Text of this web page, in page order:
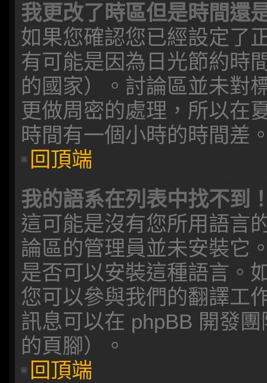
我更改了時區但是時間還
如果您確認您已經設定了
有可能是因為日光節約時
的國家）。討論區並未對
更做周密的處理，所以在
時間有一個小時的時間差
回頂端
我的語系在列表中找不到
這可能是沒有您所用語言
論區的管理員並未安裝它
是否可以安裝這種語言。
您可以參與我們的翻譯工
訊息可以在 phpBB 開發
的頁腳）。
回頂端